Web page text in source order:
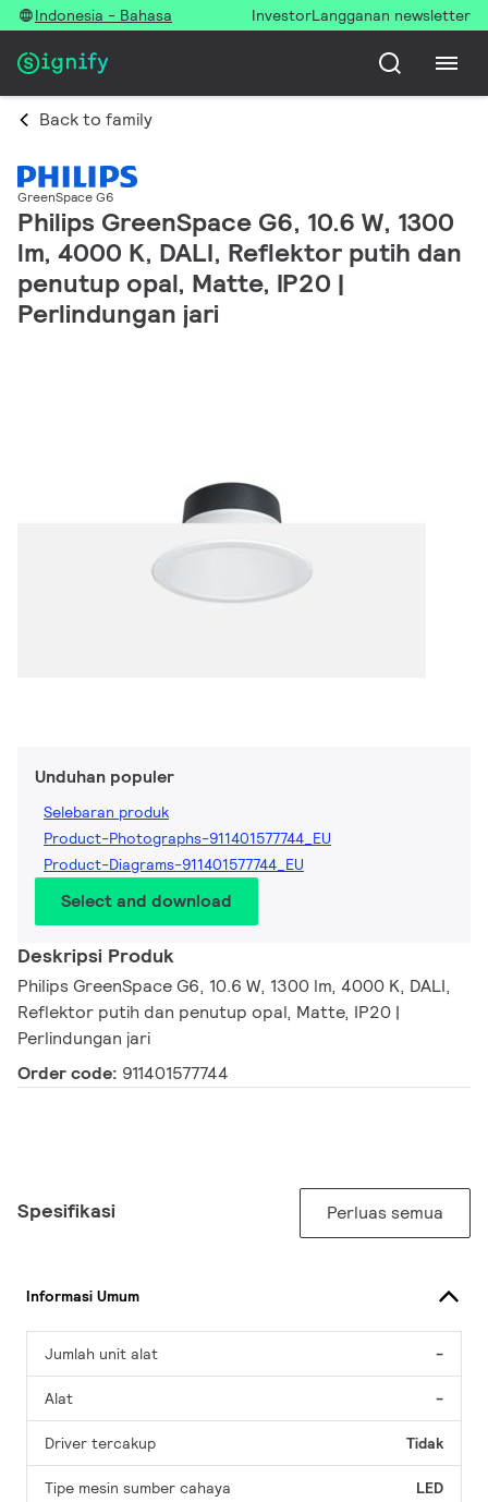
Indonesia - Bahasa InvestorLangganan newsletter
Back to family
GreenSpace G6
Philips GreenSpace G6, 10.6 W, 1300
lm, 4000 K, DALI, Reflektor putih dan
penutup opal, Matte, IP20 |
Perlindungan jari
Unduhan populer
Selebaran produk
Product-Photographs-911401577744_EU
Product-Diagrams-911401577744_EU
Select and download
Deskripsi Produk
Philips GreenSpace G6, 10.6 W, 1300 lm, 4000 K, DALI,
Reflektor putih dan penutup opal, Matte, IP20 |
Perlindungan jari
Order code: 911401577744
Spesifikasi Perluas semua
Informasi Umum
Jumlah unit alat -
Alat -
Driver tercakup Tidak
Tipe mesin sumber cahaya LED